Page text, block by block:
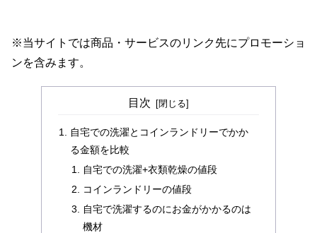
※当サイトでは商品・サービスのリンク先にプロモーショ
ンを含みます。
目次
自宅での洗濯とコインランドリーでかか
る金額を比較
自宅での洗濯+衣類乾燥の値段
コインランドリーの値段
自宅で洗濯するのにお金がかかるのは
機材